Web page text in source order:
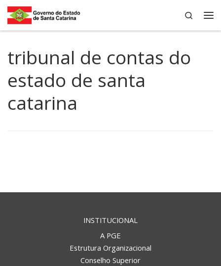
Skip to content
Search
tribunal de contas do
estado de santa
catarina
INSTITUCIONAL
A PGE
Estrutura Organizacional
Conselho Superior